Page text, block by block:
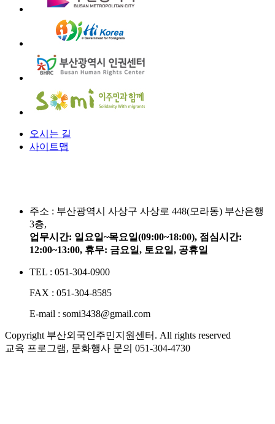
오시는 길
사이트맵
주소 : 부산광역시 사상구 사상로 448(모라동) 부산은행
3층,
업무시간: 일요일~목요일(09:00~18:00), 점심시간:
12:00~13:00, 휴무: 금요일, 토요일, 공휴일
TEL : 051-304-0900
FAX : 051-304-8585
E-mail : somi3438@gmail.com
Copyright 부산외국인주민지원센터. All rights reserved
교육 프로그램, 문화행사 문의 051-304-4730